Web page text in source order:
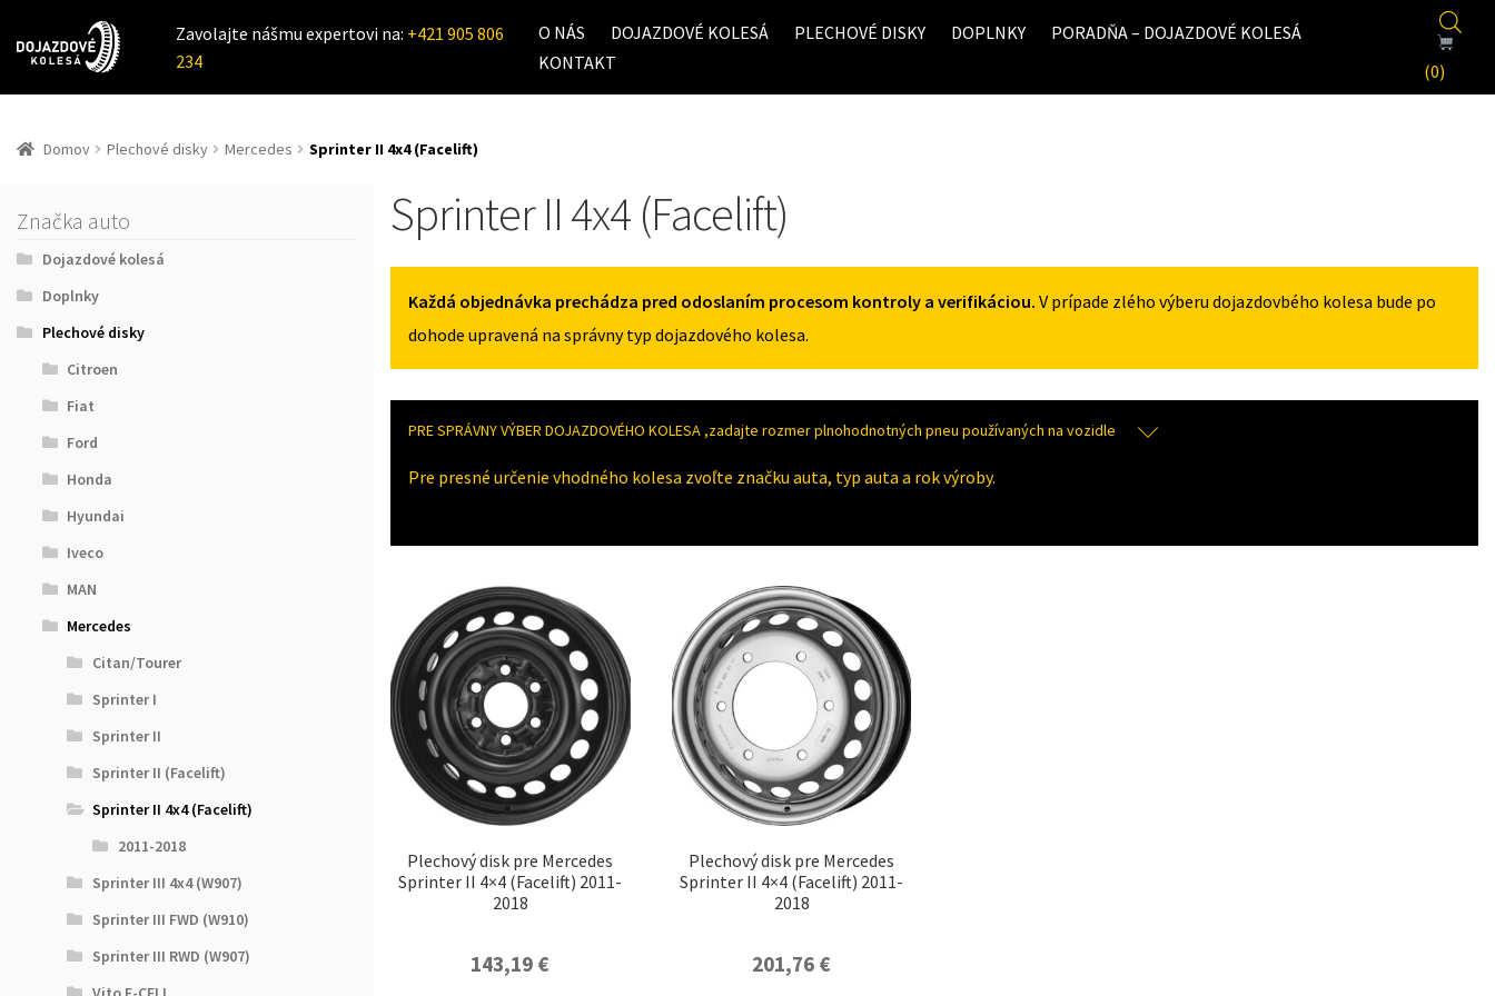
Zavolajte nášmu expertovi na: +421 905 806
234
O NÁS DOJAZDOVÉ KOLESÁ PLECHOVÉ DISKY DOPLNKY
PORADŇA – DOJAZDOVÉ KOLESÁ
KONTAKT
(0)
Domov Plechové disky Mercedes Sprinter II 4x4 (Facelift)
Značka auto
Dojazdové kolesá
Doplnky
Plechové disky
Citroen
Fiat
Ford
Honda
Hyundai
Iveco
MAN
Mercedes
Citan/Tourer
Sprinter I
Sprinter II
Sprinter II (Facelift)
Sprinter II 4x4 (Facelift)
2011-2018
Sprinter III 4x4 (W907)
Sprinter III FWD (W910)
Sprinter III RWD (W907)
Sprinter II 4x4 (Facelift)
Každá objednávka prechádza pred odoslaním procesom kontroly a verifikáciou. V prípade zlého výberu dojazdovbého kolesa bude po
dohode upravená na správny typ dojazdového kolesa.
PRE SPRÁVNY VÝBER DOJAZDOVÉHO KOLESA ,zadajte rozmer plnohodnotných pneu používaných na vozidle
Pre presné určenie vhodného kolesa zvoľte značku auta, typ auta a rok výroby.
Plechový disk pre Mercedes
Sprinter II 4×4 (Facelift) 2011-
2018
143,19 €
Plechový disk pre Mercedes
Sprinter II 4×4 (Facelift) 2011-
2018
201,76 €